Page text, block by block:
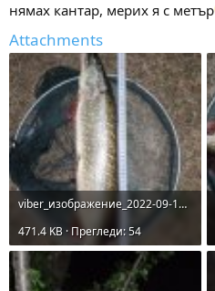
нямах кантар, мерих я с метър
Attachments
viber_изображение_2022-09-14_20-29-21-904.jpg
471.4 KB · Прегледи: 54